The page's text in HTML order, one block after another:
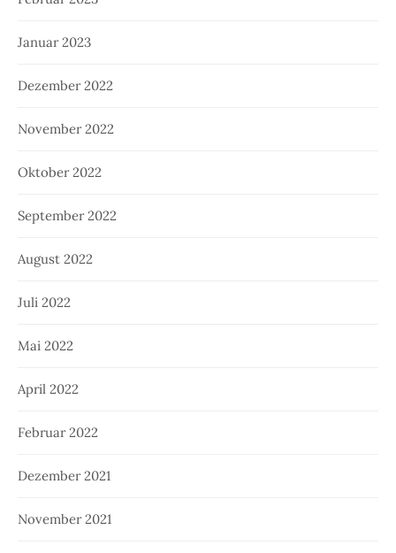
Januar 2023
Dezember 2022
November 2022
Oktober 2022
September 2022
August 2022
Juli 2022
Mai 2022
April 2022
Februar 2022
Dezember 2021
November 2021